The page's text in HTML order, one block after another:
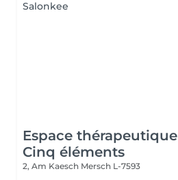
Espace thérapeutique
Cinq éléments
2, Am Kaesch Mersch L-7593